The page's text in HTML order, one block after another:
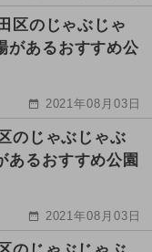
区のじゃぶじゃ
があるおすすめ公
2021年08月03日
のじゃぶじゃぶ
あるおすすめ公園
2021年08月03日